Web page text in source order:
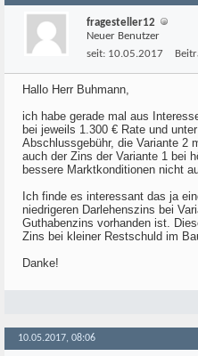
fragesteller12
Neuer Benutzer
seit: 10.05.2017
Hallo Herr Buhmann,
ich habe gerade mal aus
bei jeweils 1.300 € Rate und
Abschlussgebühr, die Variante 2
auch der Zins der Variante 1 bei
bessere Marktkonditionen nicht
Ich finde es interessant das ja
niedrigeren Darlehenszins bei
Guthabenzins vorhanden ist.
Zins bei kleiner Restschuld im
Danke!
10.05.2017, 08:06